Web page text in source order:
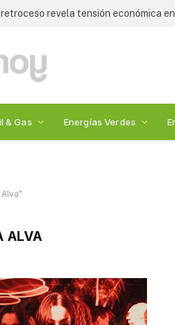
retroceso revela tensión económica
& Gas Energías Verdes
ALVA